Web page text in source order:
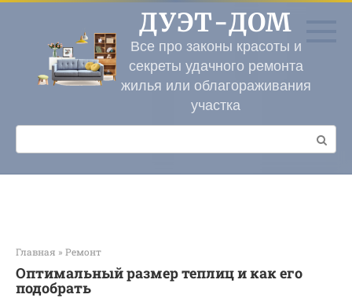
Перейти
контенту
ДУЭТ-ДОМ
Все про законы красоты и
секреты удачного ремонта
жилья или облагораживания
участка
Поиск:
Главная » Ремонт
Оптимальный размер теплиц и как его
подобрать